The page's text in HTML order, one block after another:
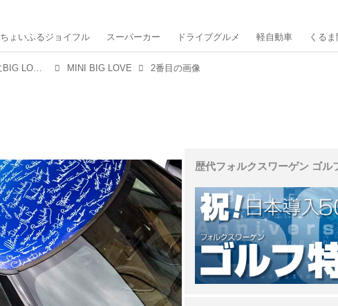
ちょいふるジョイフル スーパーカー ドライブグルメ 軽自動車 くる
BMW MINIが日本で20周年！ 3月2日「MINIの日」にBIG LOVE ACTION powered by MINI始動 MINI BIG LOVE 2番目の画像
歴代フォルクスワーゲン ゴル